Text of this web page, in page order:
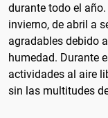
durante todo el
invierno, de abril a
agradables debido
humedad. Durante
actividades al aire
sin las multitudes